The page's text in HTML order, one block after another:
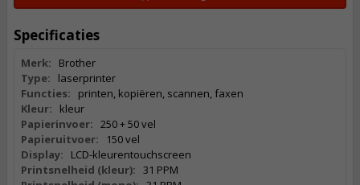
Specificaties
Merk:
Brother
Type:
laserprinter
Functies:
printen, kopiëren, scannen, faxen
Kleur:
kleur
Papierinvoer: 250 + 50 vel
Papieruitvoer:
150 vel
Display:
LCD-kleurentouchscreen
Printsnelheid (kleur): 31 PPM